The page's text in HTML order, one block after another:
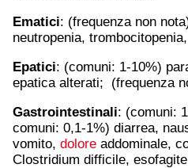
Ematici: (frequenza non
neutropenia,
Epatici: (comuni: 1-10%)
epatica alterati; (frequenza
Gastrointestinali: (comuni:
comuni: 0,1-1%) diarrea,
vomito, dolore addominale,
Clostridium difficile,